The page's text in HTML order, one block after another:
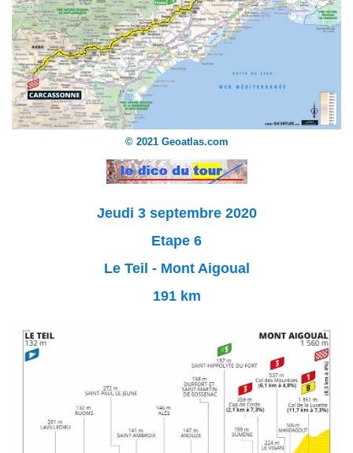
© 2021 Geoatlas.com
Jeudi 3 septembre 2020
Etape 6
Le Teil - Mont Aigoual
191 km